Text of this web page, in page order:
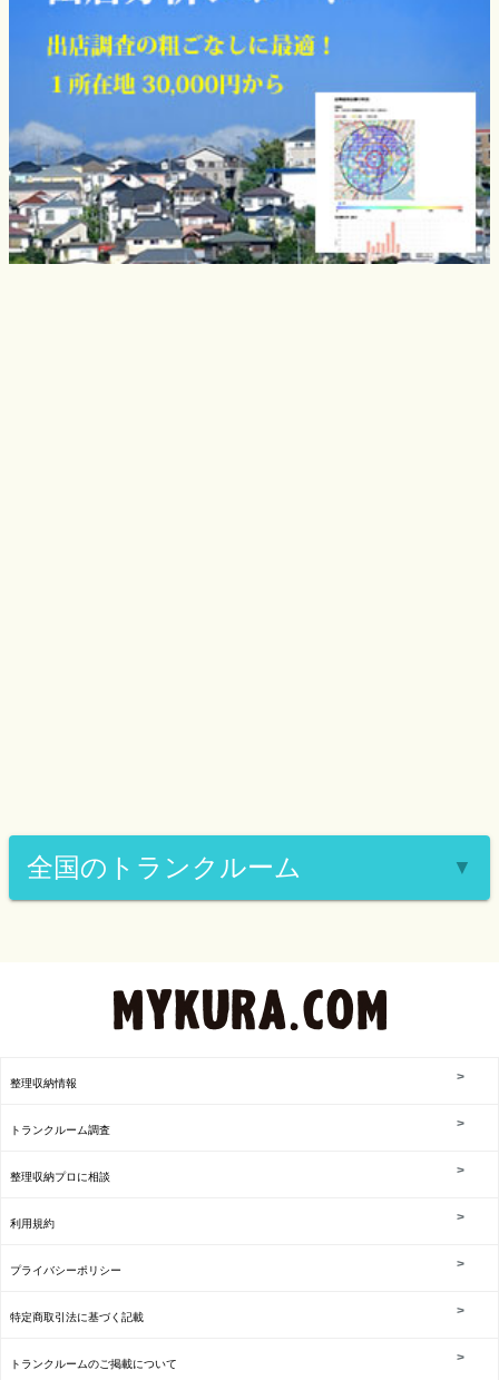
全国のトランクルーム
整理収納情報
トランクルーム調査
整理収納プロに相談
利用規約
プライバシーポリシー
特定商取引法に基づく記載
トランクルームのご掲載について